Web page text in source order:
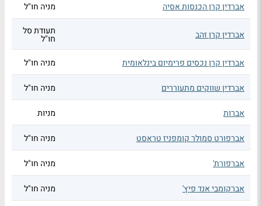
אברדין קרן הכנסות אסיה מניה חו"ל
אברדין קרן זהב תעודת סל
חו"ל
אברדין קרן נכסים פרימיום בינלאומית
מניה חו"ל
אברדין שווקים מתעוררים מניה חו"ל
אברות מניות
אברפורט סמולר קומפניז טראסט מניה חו"ל
אברפורת' מניה חו"ל
אברקומבי אנד פיץ' מניה חו"ל